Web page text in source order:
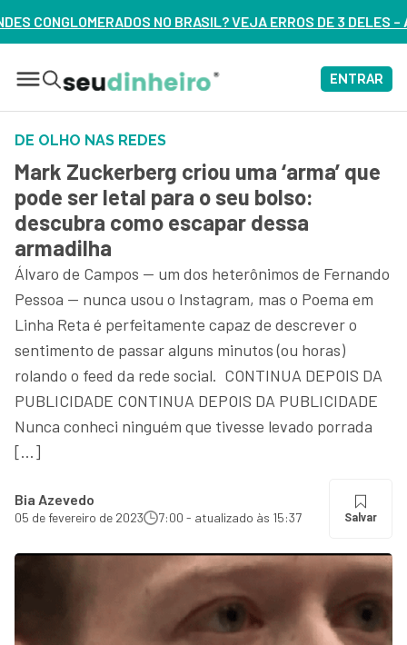
VEJA ERROS DE 3 DELES – ASSISTA AGORA
ENTRAR
DE OLHO NAS REDES
Mark Zuckerberg criou uma ‘arma’ que
pode ser letal para o seu bolso:
descubra como escapar dessa
armadilha
Álvaro de Campos — um dos heterônimos de Fernando
Pessoa — nunca usou o Instagram, mas o Poema em
Linha Reta é perfeitamente capaz de descrever o
sentimento de passar alguns minutos (ou horas)
rolando o feed da rede social. CONTINUA DEPOIS DA
PUBLICIDADE CONTINUA DEPOIS DA PUBLICIDADE
Nunca conheci ninguém que tivesse levado porrada
[…]
Bia Azevedo
05 de fevereiro de 2023 7:00 - atualizado às 15:37 Salvar